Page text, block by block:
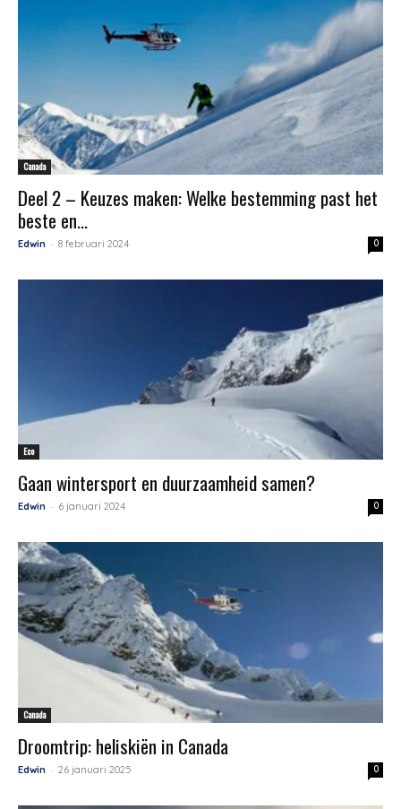
Canada
Deel 2 – Keuzes maken: Welke bestemming past het
beste en...
Edwin - 8 februari 2024 0
Eco
Gaan wintersport en duurzaamheid samen?
Edwin - 6 januari 2024 0
Canada
Droomtrip: heliskiën in Canada
Edwin - 26 januari 2025 0